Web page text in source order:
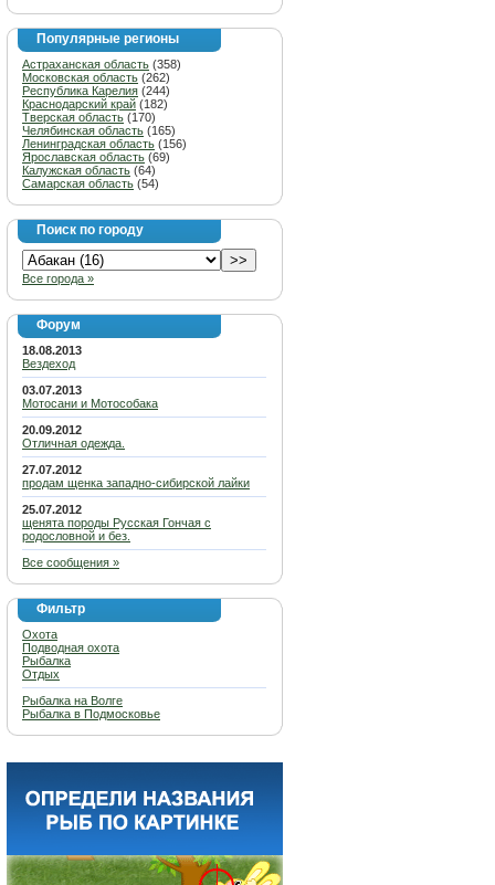
Популярные регионы
Астраханская область (358)
Московская область (262)
Республика Карелия (244)
Краснодарский край (182)
Тверская область (170)
Челябинская область (165)
Ленинградская область (156)
Ярославская область (69)
Калужская область (64)
Самарская область (54)
Поиск по городу
Все города »
Форум
18.08.2013
Вездеход
03.07.2013
Мотосани и Мотособака
20.09.2012
Отличная одежда.
27.07.2012
продам щенка западно-сибирской лайки
25.07.2012
щенята породы Русская Гончая с
родословной и без.
Все сообщения »
Фильтр
Охота
Подводная охота
Рыбалка
Отдых
Рыбалка на Волге
Рыбалка в Подмосковье